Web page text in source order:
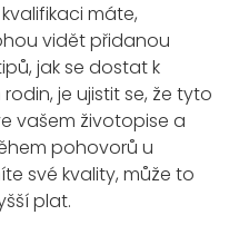
máte,
vidět přidanou
jak se dostat k
je ujistit se, že tyto
vašem životopise a
pohovorů u
své kvality, může to
plat.